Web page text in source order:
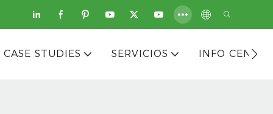
CASE STUDIES SERVICIOS INFO CENTER